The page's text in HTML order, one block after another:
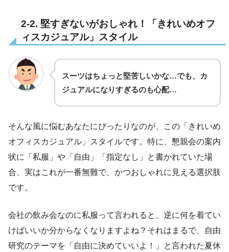
2-2. 堅すぎないがおしゃれ！「きれいめオフ
ィスカジュアル」スタイル
スーツはちょっと堅苦しいかな…でも、カ
ジュアルになりすぎるのも心配…
そんな風に悩むあなたにぴったりなのが、この「きれいめ
オフィスカジュアル」スタイルです。特に、懇親会の案内
状に「私服」や「自由」「指定なし」と書かれていた場
合、実はこれが一番無難で、かつおしゃれに見える選択肢
です。
会社の飲み会なのに私服って言われると、逆に何を着てい
けばいいか分からなくなりますよね？それはまるで、自由
研究のテーマを「自由に決めていいよ！」と言われた夏休